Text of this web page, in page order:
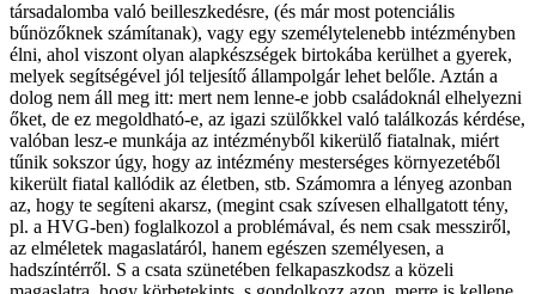
társadalomba való beilleszkedésre, (és már most potenciális
bűnözőknek számítanak), vagy egy személytelenebb intézményben
élni, ahol viszont olyan alapkészségek birtokába kerülhet a gyerek,
melyek segítségével jól teljesítő állampolgár lehet belőle. Aztán a
dolog nem áll meg itt: mert nem lenne-e jobb családoknál elhelyezni
őket, de ez megoldható-e, az igazi szülőkkel való találkozás kérdése,
valóban lesz-e munkája az intézményből kikerülő fiatalnak, miért
tűnik sokszor úgy, hogy az intézmény mesterséges környezetéből
kikerült fiatal kallódik az életben, stb. Számomra a lényeg azonban
az, hogy te segíteni akarsz, (megint csak szívesen elhallgatott tény,
pl. a HVG-ben) foglalkozol a problémával, és nem csak messziről,
az elméletek magaslatáról, hanem egészen személyesen, a
hadszíntérről. S a csata szünetében felkapaszkodsz a közeli